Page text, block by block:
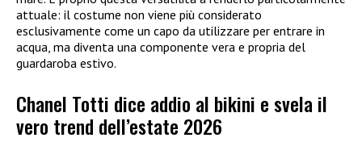
attuale: il costume non viene più considerato
esclusivamente come un capo da utilizzare per entrare in
acqua, ma diventa una componente vera e propria del
guardaroba estivo.
Chanel Totti dice addio al bikini e svela il
vero trend dell’estate 2026